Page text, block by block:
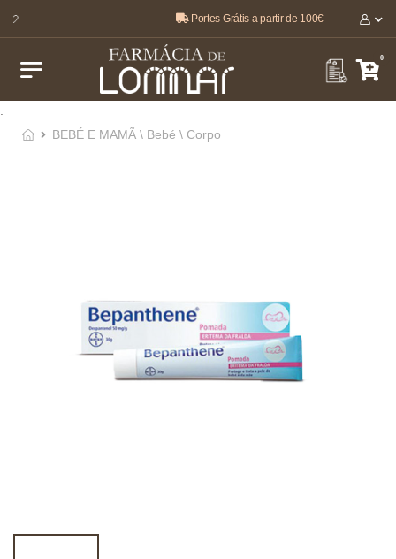
O melhor, pela sua saúde e bem-estar 🤍
Portes Grátis a partir de 100€
0
BEBÉ E MAMÃ \ Bebé \ Corpo